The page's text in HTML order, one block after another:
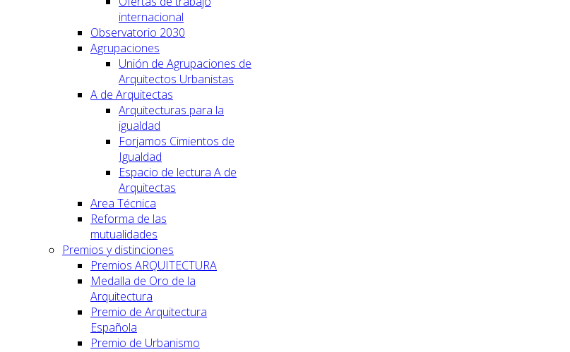
internacional
Observatorio 2030
Agrupaciones
Unión de Agrupaciones de
Arquitectos Urbanistas
A de Arquitectas
Arquitecturas para la
igualdad
Forjamos Cimientos de
Igualdad
Espacio de lectura A de
Arquitectas
Area Técnica
Reforma de las
mutualidades
Premios y distinciones
Premios ARQUITECTURA
Medalla de Oro de la
Arquitectura
Premio de Arquitectura
Española
Premio de Urbanismo